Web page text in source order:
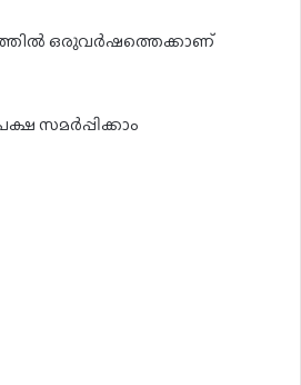
ഒരുവർഷത്തെക്കാണ്
സമർപ്പിക്കാം